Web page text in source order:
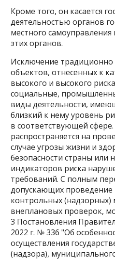
Кроме того, он касается
деятельностью органов
местного
этих органов.
Исключение традиционно
объектов, отнесенных к
высокого и высокого
социальные,
виды деятельности,
близкий к нему уровень
в соответствующей
распространяется на
случае угрозы жизни и
безопасности страны или
индикаторов риска
требований. С полным
допускающих
контрольных (надзорных)
внеплановых проверок,
3 Постановления
2022 г. № 336 "Об
осуществления
(надзора),